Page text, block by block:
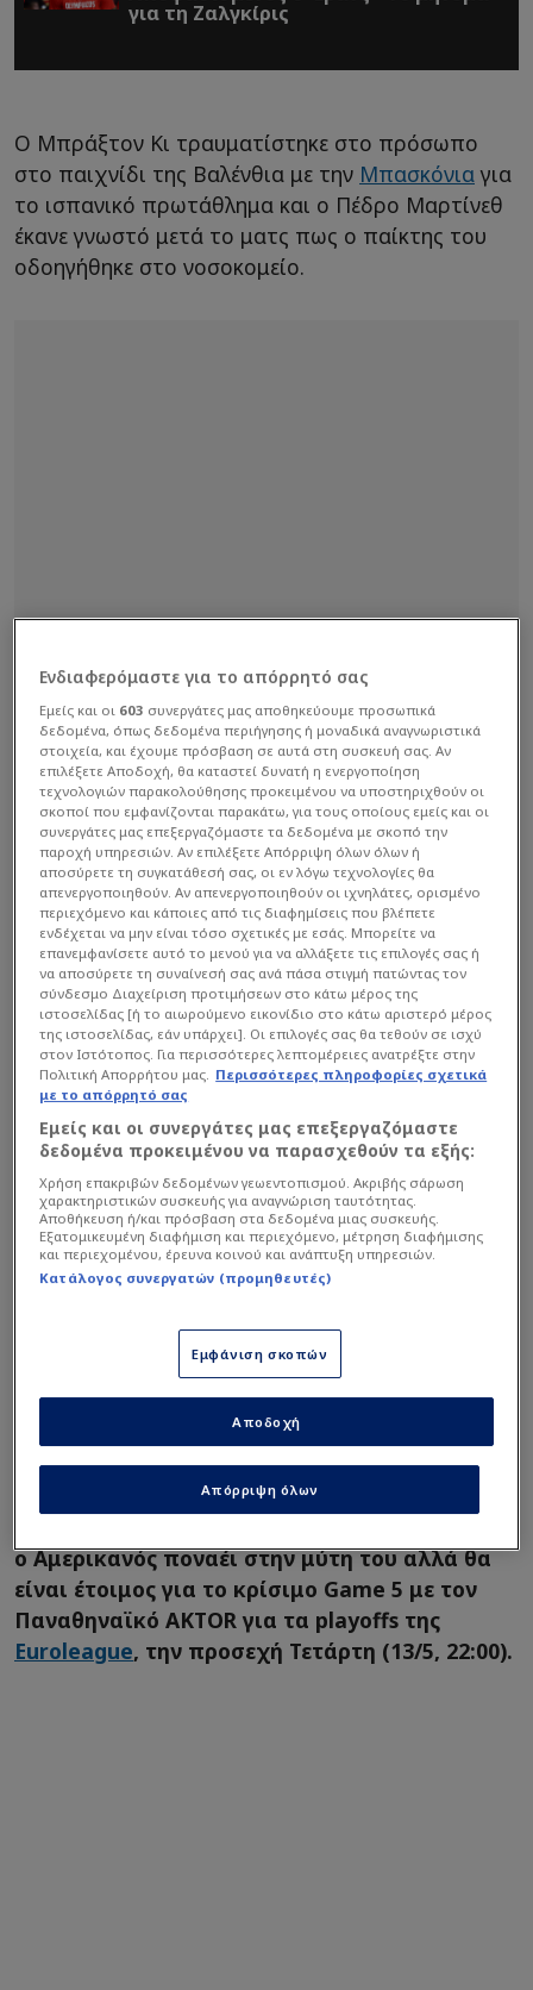
για τη Ζαλγκίρις
Ο Μπράξτον Κι τραυματίστηκε στο πρόσωπο
στο παιχνίδι της Βαλένθια με την Μπασκόνιαγια
το ισπανικό πρωτάθλημα και ο Πέδρο Μαρτίνεθ
έκανε γνωστό μετά το ματς πως ο παίκτης του
οδοηγήθηκε στο νοσοκομείο.
"Τον έχουν πάει στο νοσοκομείο και δεν ξέρω τίποτα γι’
αυτόν. Ούτε καν ποιος τον πήγε εκεί", ανέφερε ο
προπονητής της Βαλένθια στις δηλώσεις του.
Διαβάστε επίσης...
Συζητά για μόνιμο
Βαλένθια! (ΦΩΤΟ)
"Πάνω του ο Γκραντ σε όλο
το γήπεδο": Έτσι θα
σταματήσει τον Μοντέρο ο
ΠΑΟ!
ο Αμερικανός ποναέι στην μύτη του αλλά θα
είναι έτοιμος για το κρίσιμο Game 5 με τον
Παναθηναϊκό AKTOR για τα playoffs της
Euroleague, την προσεχή Τετάρτη (13/5, 22:00).
Ενδιαφερόμαστε για το απόρρητό σας
Εμείς και οι 603 συνεργάτες μας αποθηκεύουμε προσωπικά
δεδομένα, όπως δεδομένα περιήγησης ή μοναδικά αναγνωριστικά
στοιχεία, και έχουμε πρόσβαση σε αυτά στη συσκευή σας. Αν
επιλέξετε Αποδοχή, θα καταστεί δυνατή η ενεργοποίηση
τεχνολογιών παρακολούθησης προκειμένου να υποστηριχθούν οι
σκοποί που εμφανίζονται παρακάτω, για τους οποίους εμείς και οι
συνεργάτες μας επεξεργαζόμαστε τα δεδομένα με σκοπό την
παροχή υπηρεσιών. Αν επιλέξετε Απόρριψη όλων όλων ή
αποσύρετε τη συγκατάθεσή σας, οι εν λόγω τεχνολογίες θα
απενεργοποιηθούν. Αν απενεργοποιηθούν οι ιχνηλάτες, ορισμένο
περιεχόμενο και κάποιες από τις διαφημίσεις που βλέπετε
ενδέχεται να μην είναι τόσο σχετικές με εσάς. Μπορείτε να
επανεμφανίσετε αυτό το μενού για να αλλάξετε τις επιλογές σας ή
να αποσύρετε τη συναίνεσή σας ανά πάσα στιγμή πατώντας τον
σύνδεσμο Διαχείριση προτιμήσεων στο κάτω μέρος της
ιστοσελίδας [ή το αιωρούμενο εικονίδιο στο κάτω αριστερό μέρος
της ιστοσελίδας, εάν υπάρχει]. Οι επιλογές σας θα τεθούν σε ισχύ
στον Ιστότοπος. Για περισσότερες λεπτομέρειες ανατρέξτε στην
Πολιτική Απορρήτου μας. Περισσότερες πληροφορίες σχετικά
με το απόρρητό σας
Εμείς και οι συνεργάτες μας επεξεργαζόμαστε
δεδομένα προκειμένου να παρασχεθούν τα εξής:
Χρήση επακριβών δεδομένων γεωεντοπισμού. Ακριβής σάρωση
χαρακτηριστικών συσκευής για αναγνώριση ταυτότητας.
Αποθήκευση ή/και πρόσβαση στα δεδομένα μιας συσκευής.
Εξατομικευμένη διαφήμιση και περιεχόμενο, μέτρηση διαφήμισης
και περιεχομένου, έρευνα κοινού και ανάπτυξη υπηρεσιών.
Κατάλογος συνεργατών (προμηθευτές)
Εμφάνιση σκοπών
Απόρριψη όλων
Αποδοχή